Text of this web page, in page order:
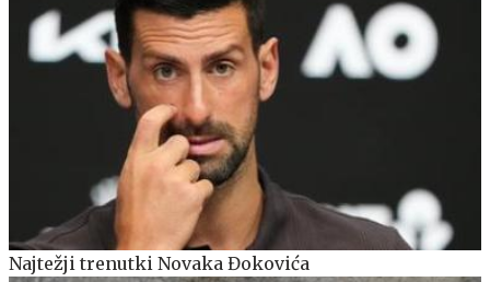
Najtežji trenutki Novaka Đokovića